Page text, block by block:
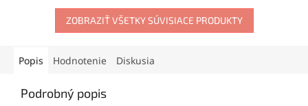
batérií. Vďaka 6 V výstupu,
solárnemu dobíjaniu,
ochrane IP56 a možnosti
vhodný na dlhodobé
miest. Tenké a ľahké
UHS-Ije vhodná na bežné
ZOBRAZIŤ VŠETKY SÚVISIACE PRODUKTY
Popis Hodnotenie Diskusia
Podrobný popis